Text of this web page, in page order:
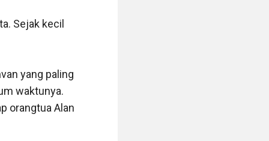
Sejak kecil
yang paling
waktunya.
orangtua Alan